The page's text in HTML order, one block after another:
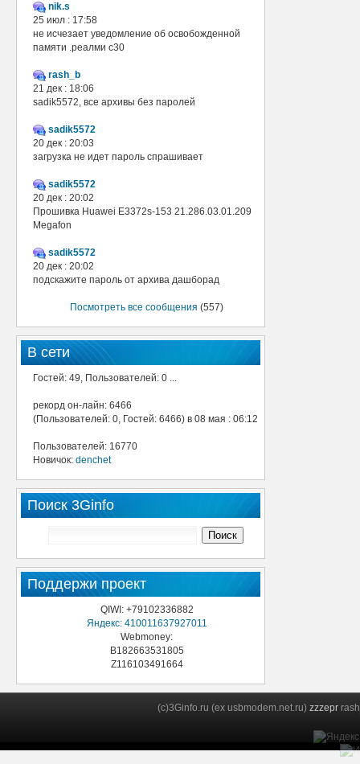
nik.s
25 июл : 17:58
не исчезает уведомление об освобожденной
памяти .реалми с30
rash_b
21 дек : 18:06
sadik5572, все архивы без паролей
sadik5572
20 дек : 20:03
загрузка не идет пароль спрашивает
sadik5572
20 дек : 20:02
Прошивка Huawei E3372s-153 21.286.03.01.209
Megafon
sadik5572
20 дек : 20:02
подскажите пароль от архива дашборад
Посмотреть все сообщения (557)
В сети
Гостей: 49, Пользователей: 0 ...
рекорд он-лайн: 6466
(Пользователей: 0, Гостей: 6466) в 08 мая : 06:12
Пользователей: 16770
Новичок: denchet
Поиск 3Ginfo
Поддержи проект
QIWI: +79102336882
Яндекс: 410011637927011
Webmoney:
B182663531805
Z116103491664
(c)3Ginfo.ru (ex usbmodem.net.ru) zzzepr